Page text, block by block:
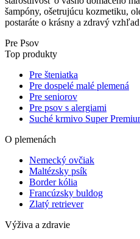
šampóny, ošetrujúcu kozmetiku,
postaráte o krásny a zdravý
Pre Psov
Top produkty
Pre šteniatka
Pre dospelé malé plemená
Pre seniorov
Pre psov s alergiami
Suché krmivo Super
O plemenách
Nemecký ovčiak
Maltézsky psík
Border kólia
Francúzsky buldog
Zlatý retriever
Výživa a zdravie